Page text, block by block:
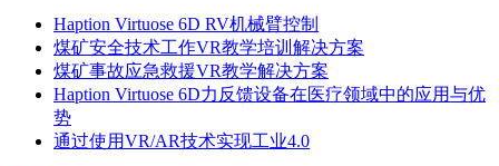
Haption Virtuose 6D RV机械臂控制
煤矿安全技术工作VR教学培训解决方案
煤矿事故应急救援VR教学解决方案
Haption Virtuose 6D力反馈设备在医疗领域中的应用与优
势
通过使用VR/AR技术实现工业4.0